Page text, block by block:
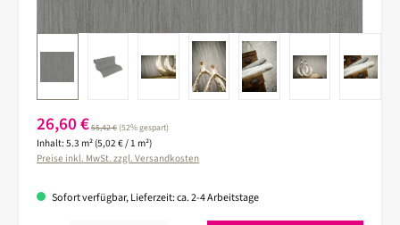
Verkaufspreis:
26,60 €Regulärer Preis:
55,42 €(52% gespart)
Inhalt: 5.3 m² (5,02 € / 1 m²)
Preise inkl. MwSt. zzgl. Versandkosten
Sofort verfügbar, Lieferzeit: ca. 2-4 Arbeitstage